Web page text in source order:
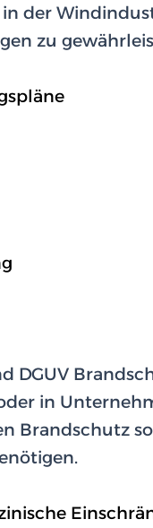
der
zu
DGUV
in
Brandschutz